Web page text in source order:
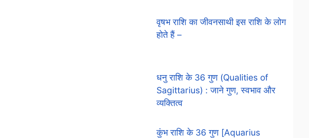
वृषभ राशि का जीवनसाथी इस राशि के लोग
होते हैं –
धनु राशि के 36 गुण (Qualities of
Sagittarius) : जाने गुण, स्वभाव और
व्यक्तित्व
कुंभ राशि के 36 गुण [Aquarius